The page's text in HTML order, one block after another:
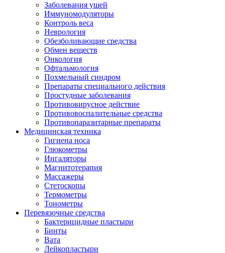
Заболевания ушей
Иммуномодуляторы
Контроль веса
Неврология
Обезболивающие средства
Обмен веществ
Онкология
Офтальмология
Похмельный синдром
Препараты специального действия
Простудные заболевания
Противовирусное действие
Противовоспалительные средства
Противопаразитарные препараты
Медицинская техника
Гигиена носа
Глюкометры
Ингаляторы
Магнитотерапия
Массажеры
Стетоскопы
Термометры
Тонометры
Перевязочные средства
Бактерицидные пластыри
Бинты
Вата
Лейкопластыри